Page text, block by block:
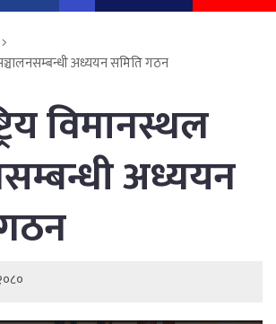
सञ्चालनसम्बन्धी अध्ययन समिति गठन
विमानस्थल
अध्ययन